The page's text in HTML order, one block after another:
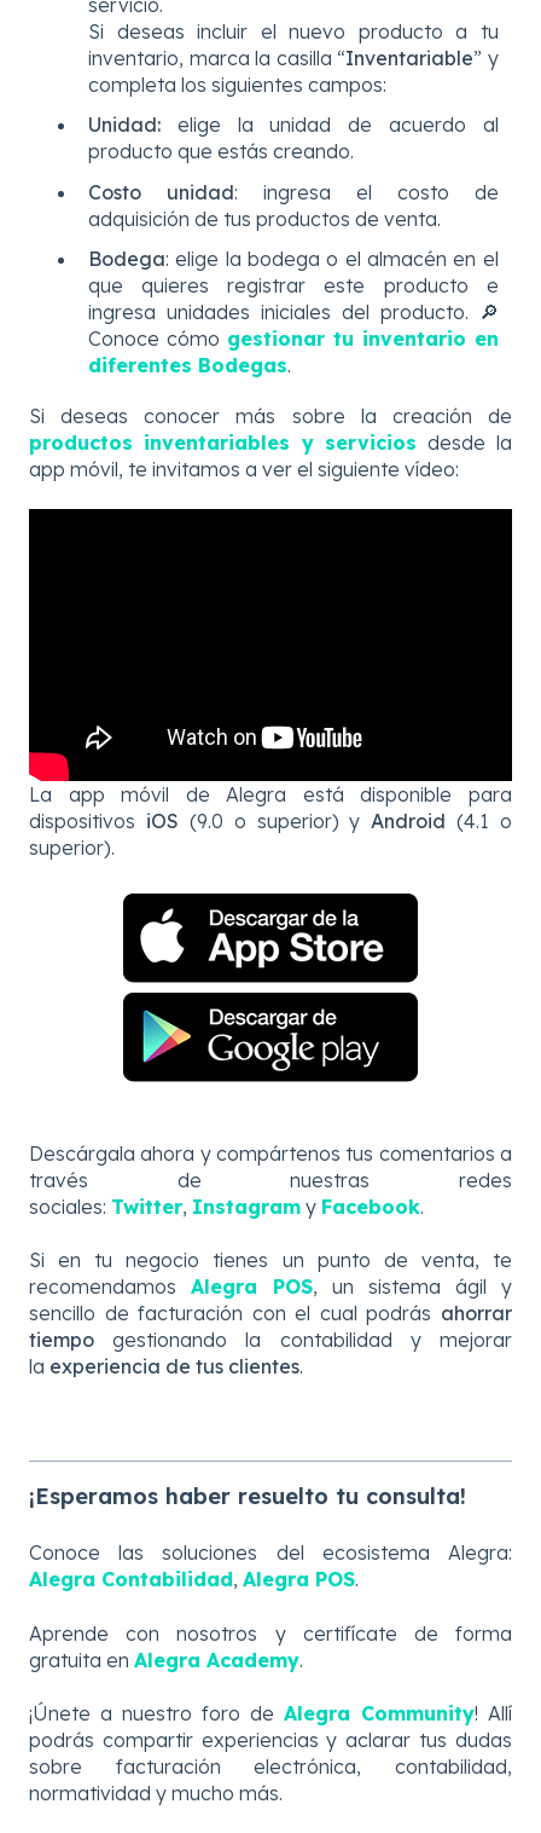
servicio.
Si deseas incluir el nuevo producto a tu
inventario, marca la casilla “Inventariable” y
completa los siguientes campos:
Unidad: elige la unidad de acuerdo al
producto que estás creando.
Costo unidad: ingresa el costo de
adquisición de tus productos de venta.
Bodega: elige la bodega o el almacén en el
que quieres registrar este producto e
ingresa unidades iniciales del producto. 🔎
Conoce cómo gestionar tu inventario en
diferentes Bodegas.
Si deseas conocer más sobre la creación de
productos inventariables y servicios desde la
app móvil, te invitamos a ver el siguiente vídeo:
La app móvil de Alegra está disponible para
dispositivos iOS (9.0 o superior) yAndroid (4.1 o
superior).
Descárgala ahora y compártenos tus comentarios a
través de nuestras redes
sociales: Twitter, Instagram y Facebook.
Si en tu negocio tienes un punto de venta, te
recomendamos Alegra POS, un sistema ágil y
sencillo de facturación con el cual podrás ahorrar
tiempo gestionando la contabilidad y mejorar
la experiencia de tus clientes.
¡Esperamos haber resuelto tu consulta!
Conoce las soluciones del ecosistema Alegra:
Alegra Contabilidad, Alegra POS.
Aprende con nosotros y certifícate de forma
gratuita en Alegra Academy.
¡Únete a nuestro foro de Alegra Community! Allí
podrás compartir experiencias y aclarar tus dudas
sobre facturación electrónica, contabilidad,
normatividad y mucho más.